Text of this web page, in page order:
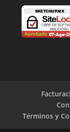
Términos y